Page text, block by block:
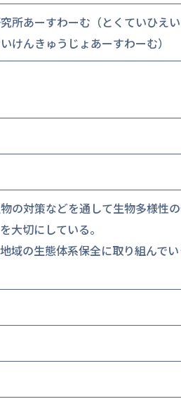
所あーすわーむ（とくていひえ
けんきゅうじょあーすわーむ）
の対策などを通して生物多様性
大切にしている。
域の生態体系保全に取り組んで